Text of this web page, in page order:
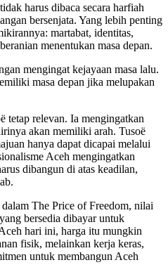
harus dibaca secara harfiah
bersenjata. Yang lebih penting
martabat, identitas,
menentukan masa depan.
mengingat kejayaan masa lalu.
masa depan jika melupakan
tetap relevan. Ia mengingatkan
akan memiliki arah. Tusoë
hanya dapat dicapai melalui
Aceh mengingatkan
dibangun di atas keadilan,
The Price of Freedom, nilai
bersedia dibayar untuk
hari ini, harga itu mungkin
fisik, melainkan kerja keras,
untuk membangun Aceh